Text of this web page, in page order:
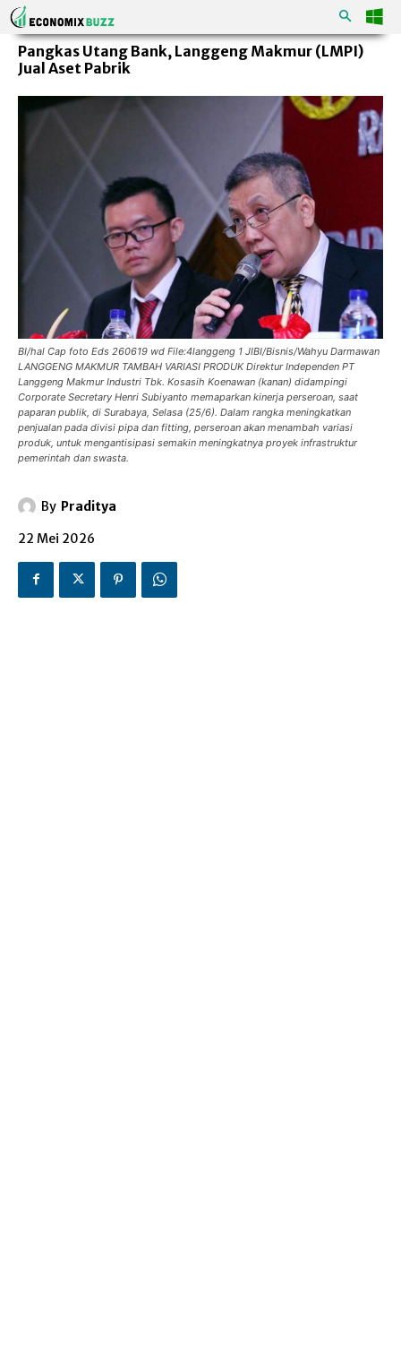
Pangkas Utang Bank, Langgeng Makmur (LMPI)
Jual Aset Pabrik
BI/hal Cap foto Eds 260619 wd File:4langgeng 1 JIBI/Bisnis/Wahyu Darmawan
LANGGENG MAKMUR TAMBAH VARIASI PRODUK Direktur Independen PT
Langgeng Makmur Industri Tbk. Kosasih Koenawan (kanan) didampingi
Corporate Secretary Henri Subiyanto memaparkan kinerja perseroan, saat
paparan publik, di Surabaya, Selasa (25/6). Dalam rangka meningkatkan
penjualan pada divisi pipa dan fitting, perseroan akan menambah variasi
produk, untuk mengantisipasi semakin meningkatnya proyek infrastruktur
pemerintah dan swasta.
By Praditya
22 Mei 2026